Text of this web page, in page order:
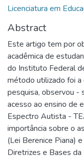
Licenciatura em
Abstract
Este artigo tem por
acadêmica de
do Instituto Federal
método utilizado foi a
pesquisa, observou -
acesso ao ensino de
Espectro Autista -
importância sobre o
(Lei Berenice Piana)
Diretrizes e Bases da